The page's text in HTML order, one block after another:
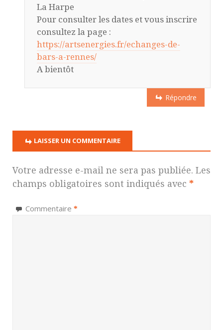
La Harpe
Pour consulter les dates et vous inscrire
consultez la page :
https://artsenergies.fr/echanges-de-
bars-a-rennes/
A bientôt
Répondre
LAISSER UN COMMENTAIRE
Votre adresse e-mail ne sera pas publiée. Les
champs obligatoires sont indiqués avec *
Commentaire *